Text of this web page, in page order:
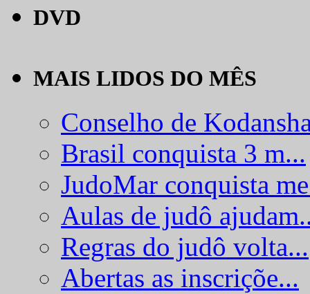
DVD
MAIS LIDOS DO MÊS
Conselho de
Brasil conquista 3 m...
JudoMar conquista
Aulas de judô
Regras do judô volta...
Abertas as inscriçõe...